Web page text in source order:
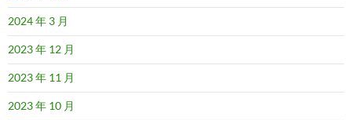
2024 年 3 月
2023 年 12 月
2023 年 11 月
2023 年 10 月